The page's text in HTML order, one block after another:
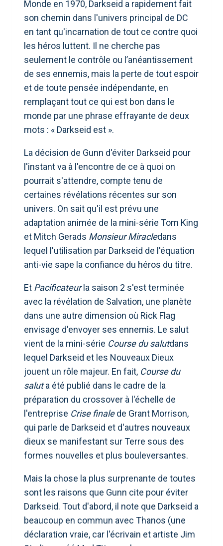
Monde en 1970, Darkseid a rapidement fait
son chemin dans l'univers principal de DC
en tant qu'incarnation de tout ce contre quoi
les héros luttent. Il ne cherche pas
seulement le contrôle ou l’anéantissement
de ses ennemis, mais la perte de tout espoir
et de toute pensée indépendante, en
remplaçant tout ce qui est bon dans le
monde par une phrase effrayante de deux
mots : « Darkseid est ».
La décision de Gunn d'éviter Darkseid pour
l'instant va à l'encontre de ce à quoi on
pourrait s'attendre, compte tenu de
certaines révélations récentes sur son
univers. On sait qu'il est prévu une
adaptation animée de la mini-série Tom King
et Mitch Gerads Monsieur Miracledans
lequel l'utilisation par Darkseid de l'équation
anti-vie sape la confiance du héros du titre.
Et Pacificateurla saison 2 s'est terminée
avec la révélation de Salvation, une planète
dans une autre dimension où Rick Flag
envisage d'envoyer ses ennemis. Le salut
vient de la mini-série Course du salutdans
lequel Darkseid et les Nouveaux Dieux
jouent un rôle majeur. En fait, Course du
saluta été publié dans le cadre de la
préparation du crossover à l'échelle de
l'entreprise Crise finalede Grant Morrison,
qui parle de Darkseid et d'autres nouveaux
dieux se manifestant sur Terre sous des
formes nouvelles et plus bouleversantes.
Mais la chose la plus surprenante de toutes
sont les raisons que Gunn cite pour éviter
Darkseid. Tout d'abord, il note que Darkseid a
beaucoup en commun avec Thanos (une
déclaration vraie, car l'écrivain et artiste Jim